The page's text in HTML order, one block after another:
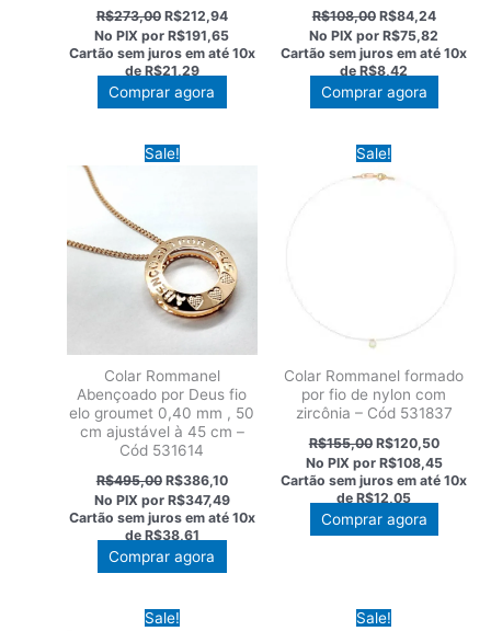
R$273,00 O
preço
original
era:
R$273,00.
R$212,94O
preço
atual
é:
R$212,94.
No PIX porR$191,65
Cartão sem juros em até 10x
deR$21,29
Comprar agora
R$108,00 O
preço
original
era:
R$108,00.
R$84,24O
preço
atual
é:
No PIX porR$75,82
Cartão sem juros em até10x
de R$8,42
Comprar agora
Sale!
Colar Rommanel
Abençoado por Deus fio
elo groumet 0,40 mm , 50
cm ajustável à 45 cm –
Cód 531614
R$495,00 O
preço
original
era:
R$495,00.
R$386,10O
preço
atual
é:
R$386,10.
No PIX por R$347,49
Cartão sem juros em até 10x
deR$38,61
Comprar agora
Sale!
Colar Rommanel formado
por fio de nylon com
zircônia – Cód 531837
R$155,00 O
preço
original
era:
R$155,00.
R$120,50O
preço
atual
é:
No PIX por R$108,45
Cartão sem juros em até10x
de R$12,05
Comprar agora
Sale! Sale!